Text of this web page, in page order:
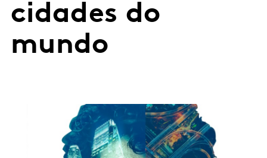
cidades do
mundo